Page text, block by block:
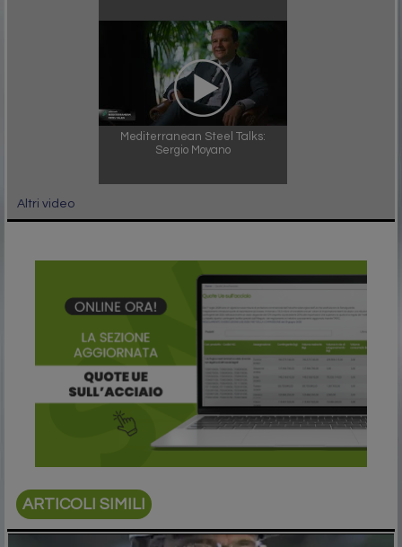
Mediterranean Steel Talks:
Sergio Moyano
Altri video
ARTICOLI SIMILI